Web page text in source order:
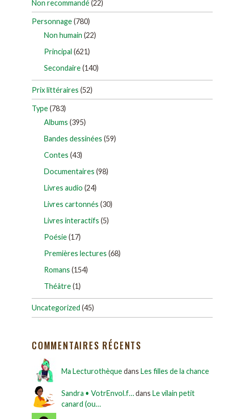
Non recommandé(22)
Personnage(780)
Non humain (22)
Principal (621)
Secondaire(140)
Prix littéraires (52)
Type(783)
Albums (395)
Bandes dessinées (59)
Contes (43)
Documentaires (98)
Livres audio (24)
Livres cartonnés (30)
Livres interactifs (5)
Poésie(17)
Premières lectures (68)
Romans (154)
Théâtre(1)
Uncategorized (45)
COMMENTAIRES RÉCENTS
Ma Lecturothèquedans Les filles de la chance
Sandra • VotrEnvol.f…dans Le vilain petit
canard (ou…